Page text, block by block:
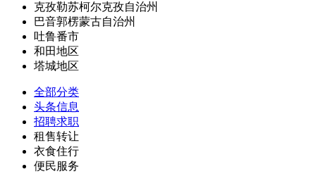
克孜勒苏柯尔克孜自治州
巴音郭楞蒙古自治州
吐鲁番市
和田地区
塔城地区
全部分类
头条信息
招聘求职
租售转让
衣食住行
便民服务